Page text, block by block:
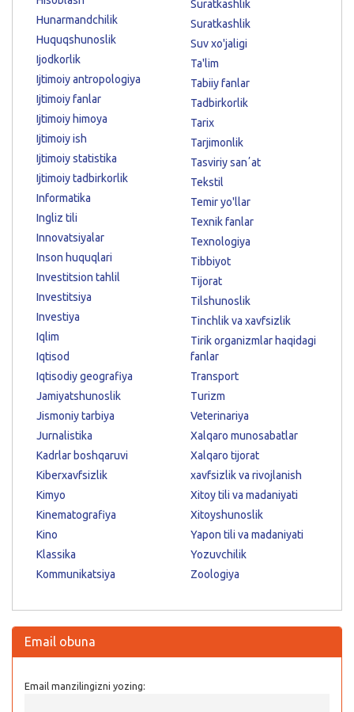
Hunarmandchilik
Huquqshunoslik
Ijodkorlik
Ijtimoiy antropologiya
Ijtimoiy fanlar
Ijtimoiy himoya
Ijtimoiy ish
Ijtimoiy statistika
Ijtimoiy tadbirkorlik
Informatika
Ingliz tili
Innovatsiyalar
Inson huquqlari
Investitsion tahlil
Investitsiya
Investiya
Iqlim
Iqtisod
Iqtisodiy geografiya
Jamiyatshunoslik
Jismoniy tarbiya
Jurnalistika
Kadrlar boshqaruvi
Kiberxavfsizlik
Kimyo
Kinematografiya
Kino
Klassika
Kommunikatsiya
Suratkashlik
Suratkashlik
Suv xo'jaligi
Ta'lim
Tabiiy fanlar
Tadbirkorlik
Tarix
Tarjimonlik
Tasviriy sanʼat
Tekstil
Temir yo'llar
Texnik fanlar
Texnologiya
Tibbiyot
Tijorat
Tilshunoslik
Tinchlik va xavfsizlik
Tirik organizmlar haqidagi
fanlar
Transport
Turizm
Veterinariya
Xalqaro munosabatlar
Xalqaro tijorat
xavfsizlik va rivojlanish
Xitoy tili va madaniyati
Xitoyshunoslik
Yapon tili va madaniyati
Yozuvchilik
Zoologiya
Email obuna
Email manzilingizni yozing: